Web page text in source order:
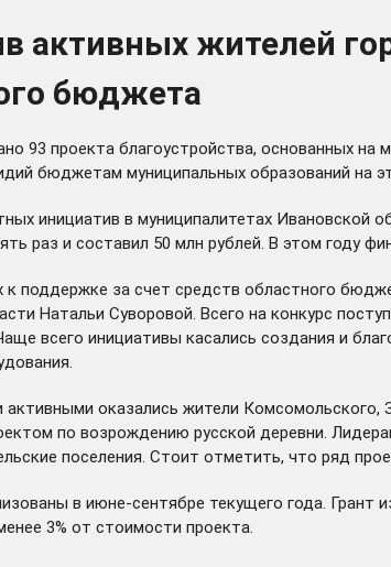
активных жителей
бюджета
93 проекта благоустройства, основанных
бюджетам муниципальных образований на
инициатив в муниципалитетах Ивановской
раз и составил 50 млн рублей. В этом году
поддержке за счет средств областного
Натальи Суворовой. Всего на конкурс
всего инициативы касались создания и
оказались жители
по возрождению русской деревни.
поселения. Стоит отметить, что ряд
в июне-сентябре текущего года.
3% от стоимости проекта.